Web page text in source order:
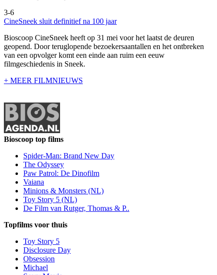
3-6
CineSneek sluit definitief na 100 jaar
Bioscoop CineSneek heeft op 31 mei voor het laatst de deuren
geopend. Door teruglopende bezoekersaantallen en het ontbreken
van een opvolger komt een einde aan ruim een eeuw
filmgeschiedenis in Sneek.
+ MEER FILMNIEUWS
Bioscoop top films
Spider-Man: Brand New Day
The Odyssey
Paw Patrol: De Dinofilm
Vaiana
Minions & Monsters (NL)
Toy Story 5 (NL)
De Film van Rutger, Thomas & P..
Topfilms voor thuis
Toy Story 5
Disclosure Day
Obsession
Michael